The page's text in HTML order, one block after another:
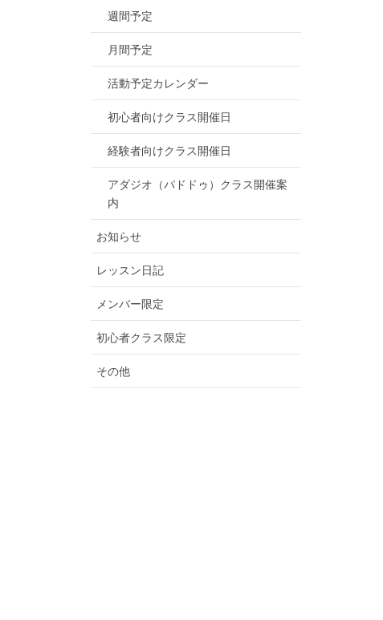
週間予定
月間予定
活動予定カレンダー
初心者向けクラス開催日
経験者向けクラス開催日
アダジオ（パドドゥ）クラス開催案
内
お知らせ
レッスン日記
メンバー限定
初心者クラス限定
その他